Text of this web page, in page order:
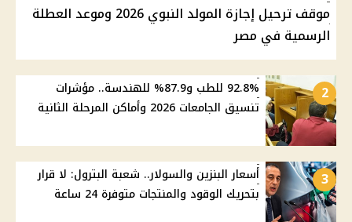
موقف ترحيل إجازة المولد النبوي 2026 وموعد العطلة
الرسمية في مصر
2
92.8% للطب و87.9% للهندسة.. مؤشرات
تنسيق الجامعات 2026 وأماكن المرحلة الثانية
3
أسعار البنزين والسولار.. شعبة البترول: لا قرار
بتحريك الوقود والمنتجات متوفرة 24 ساعة